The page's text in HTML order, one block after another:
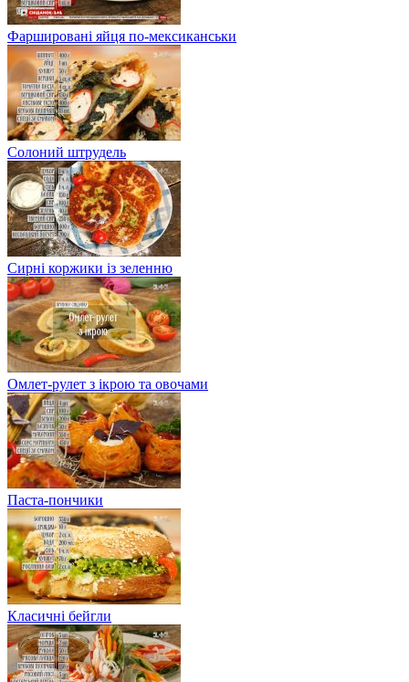
Фаршировані яйця по-мексиканськи
Солоний штрудель
Сирні коржики із зеленню
Омлет-рулет з ікрою та овочами
Паста-пончики
Класичні бейгли